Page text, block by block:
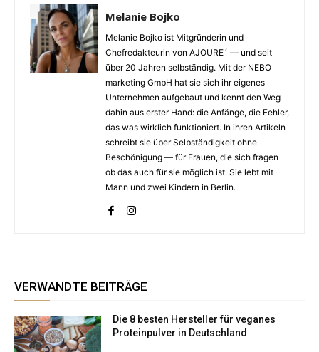
Melanie Bojko
Melanie Bojko ist Mitgründerin und
Chefredakteurin von AJOURE´ — und seit
über 20 Jahren selbständig. Mit der NEBO
marketing GmbH hat sie sich ihr eigenes
Unternehmen aufgebaut und kennt den Weg
dahin aus erster Hand: die Anfänge, die Fehler,
das was wirklich funktioniert. In ihren Artikeln
schreibt sie über Selbständigkeit ohne
Beschönigung — für Frauen, die sich fragen
ob das auch für sie möglich ist. Sie lebt mit
Mann und zwei Kindern in Berlin.
VERWANDTE BEITRÄGE
Die 8 besten Hersteller für veganes
Proteinpulver in Deutschland